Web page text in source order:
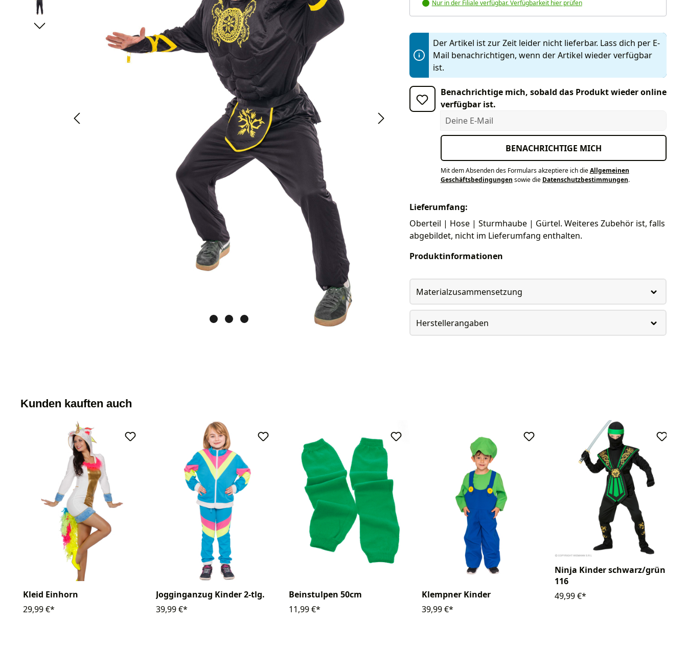
Nur in der Filiale verfügbar. Verfügbarkeit hier prüfen
Der Artikel ist zur Zeit leider nicht lieferbar. Lass dich per E-
Mail benachrichtigen, wenn der Artikel wieder verfügbar
ist.
Benachrichtige mich, sobald das Produkt wieder online
verfügbar ist.
Deine E-Mail
BENACHRICHTIGE MICH
Mit dem Absenden des Formulars akzeptiere ich dieAllgemeinen
Geschäftsbedingungen sowie die Datenschutzbestimmungen.
Lieferumfang:
Oberteil | Hose | Sturmhaube | Gürtel. Weiteres Zubehör ist, falls
abgebildet, nicht im Lieferumfang enthalten.
Produktinformationen
Materialzusammensetzung
Herstellerangaben
Kunden kauften auch
Kleid Einhorn
29,99 €*
Jogginganzug Kinder 2-tlg.
39,99 €*
Beinstulpen 50cm
11,99 €*
Klempner Kinder
39,99 €*
Ninja Kinder schwarz/grün
116
49,99 €*